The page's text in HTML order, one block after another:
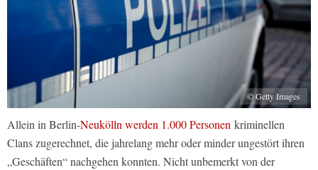
© Getty Images
Allein in Berlin-Neukölln werden 1.000 Personen kriminellen
Clans zugerechnet, die jahrelang mehr oder minder ungestört ihren
„Geschäften“ nachgehen konnten. Nicht unbemerkt von der